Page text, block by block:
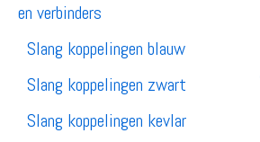
en verbinders
Slang koppelingen blauw
Slang koppelingen zwart
Slang koppelingen kevlar